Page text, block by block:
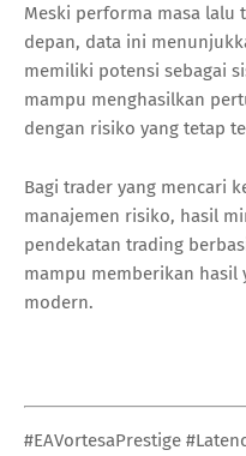
Meski performa masa lalu
depan, data ini
memiliki potensi sebagai
mampu menghasilkan
dengan risiko yang tetap
Bagi trader yang mencari
manajemen risiko, hasil
pendekatan trading
mampu memberikan
modern.
#EAVortesaPrestige